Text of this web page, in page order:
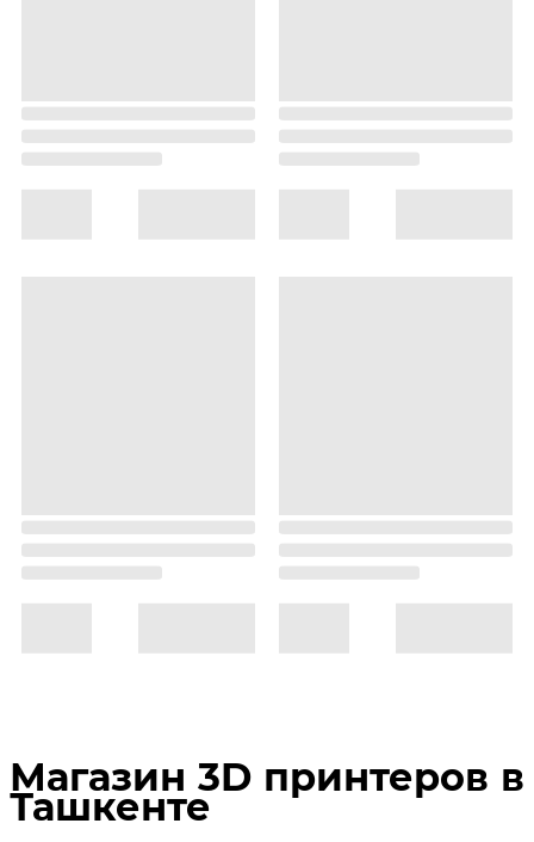
Магазин 3D принтеров в
Ташкенте